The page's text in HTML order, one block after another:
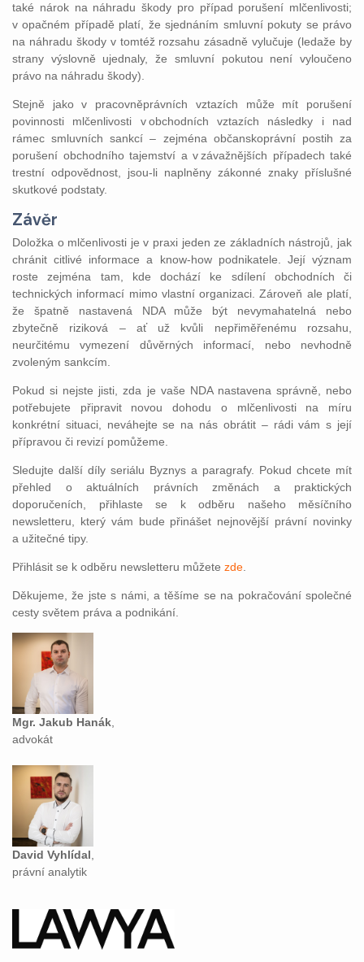
také nárok na náhradu škody pro případ porušení mlčenlivosti;
v opačném případě platí, že sjednáním smluvní pokuty se právo
na náhradu škody v tomtéž rozsahu zásadně vylučuje (ledaže by
strany výslovně ujednaly, že smluvní pokutou není vyloučeno
právo na náhradu škody).
Stejně jako v pracovněprávních vztazích může mít porušení
povinnosti mlčenlivosti v obchodních vztazích následky i nad
rámec smluvních sankcí – zejména občanskoprávní postih za
porušení obchodního tajemství a v závažnějších případech také
trestní odpovědnost, jsou‑li naplněny zákonné znaky příslušné
skutkové podstaty.
Závěr
Doložka o mlčenlivosti je v praxi jeden ze základních nástrojů, jak
chránit citlivé informace a know‑how podnikatele. Její význam
roste zejména tam, kde dochází ke sdílení obchodních či
technických informací mimo vlastní organizaci. Zároveň ale platí,
že špatně nastavená NDA může být nevymahatelná nebo
zbytečně riziková – ať už kvůli nepřiměřenému rozsahu,
neurčitému vymezení důvěrných informací, nebo nevhodně
zvoleným sankcím.
Pokud si nejste jisti, zda je vaše NDA nastavena správně, nebo
potřebujete připravit novou dohodu o mlčenlivosti na míru
konkrétní situaci, neváhejte se na nás obrátit – rádi vám s její
přípravou či revizí pomůžeme.
Sledujte další díly seriálu Byznys a paragrafy. Pokud chcete mít
přehled o aktuálních právních změnách a praktických
doporučeních, přihlaste se k odběru našeho měsíčního
newsletteru, který vám bude přinášet nejnovější právní novinky
a užitečné tipy.
Přihlásit se k odběru newsletteru můžete zde
Děkujeme, že jste s námi, a těšíme se na pokračování společné
cesty světem práva a podnikání.
Mgr. Jakub Hanák
advokát
David Vyhlídal
právní analytik